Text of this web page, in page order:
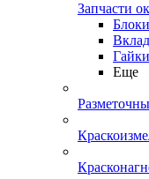
Запчасти
Еще